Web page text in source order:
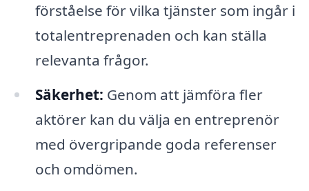
förståelse för vilka tjänster som ingår i
totalentreprenaden och kan ställa
relevanta frågor.
Säkerhet: Genom att jämföra fler
aktörer kan du välja en entreprenör
med övergripande goda referenser
och omdömen.